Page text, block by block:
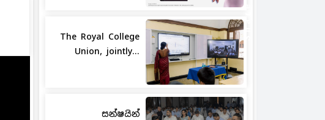
Share
The Royal College
Union, jointly...
සන්ෂයින්